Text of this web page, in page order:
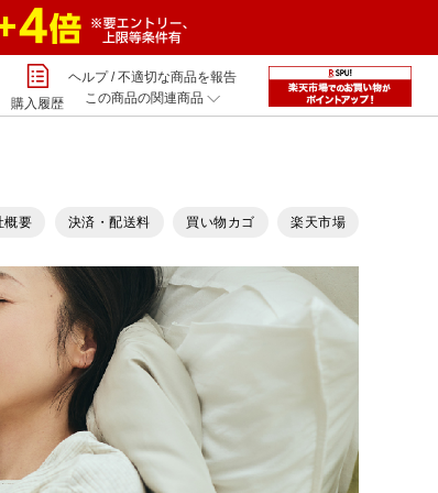
購入履歴
ヘルプ/不適切な商品を報告
この商品の関連商品